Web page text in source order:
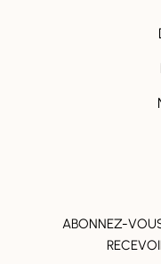
ABONNEZ-